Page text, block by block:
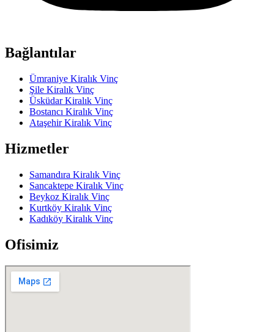
Bağlantılar
Ümraniye Kiralık Vinç
Şile Kiralık Vinç
Üsküdar Kiralık Vinç
Bostancı Kiralık Vinç
Ataşehir Kiralık Vinç
Hizmetler
Samandıra Kiralık Vinç
Sancaktepe Kiralık Vinç
Beykoz Kiralık Vinç
Kurtköy Kiralık Vinç
Kadıköy Kiralık Vinç
Ofisimiz